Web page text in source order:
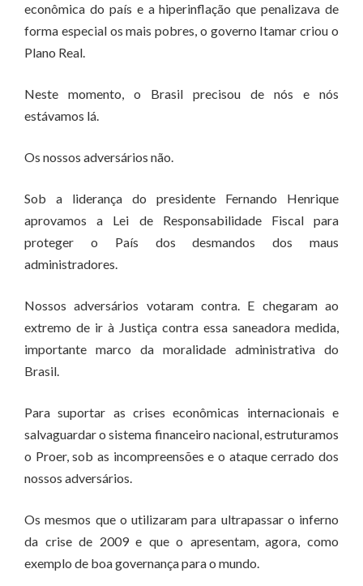
econômica do país e a hiperinflação que penalizava de
forma especial os mais pobres, o governo Itamar criou o
Plano Real.
Neste momento, o Brasil precisou de nós e nós
estávamos lá.
Os nossos adversários não.
Sob a liderança do presidente Fernando Henrique
aprovamos a Lei de Responsabilidade Fiscal para
proteger o País dos desmandos dos maus
administradores.
Nossos adversários votaram contra. E chegaram ao
extremo de ir à Justiça contra essa saneadora medida,
importante marco da moralidade administrativa do
Brasil.
Para suportar as crises econômicas internacionais e
salvaguardar o sistema financeiro nacional, estruturamos
o Proer, sob as incompreensões e o ataque cerrado dos
nossos adversários.
Os mesmos que o utilizaram para ultrapassar o inferno
da crise de 2009 e que o apresentam, agora, como
exemplo de boa governança para o mundo.